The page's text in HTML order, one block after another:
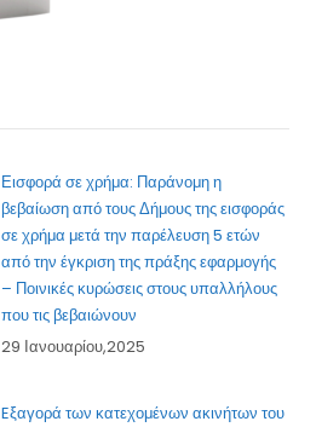
Εισφορά σε χρήμα: Παράνομη η
βεβαίωση από τους Δήμους της εισφοράς
σε χρήμα μετά την παρέλευση 5 ετών
από την έγκριση της πράξης εφαρμογής
– Ποινικές κυρώσεις στους υπαλλήλους
που τις βεβαιώνουν
29 Ιανουαρίου,2025
Eξαγορά των κατεχομένων ακινήτων του